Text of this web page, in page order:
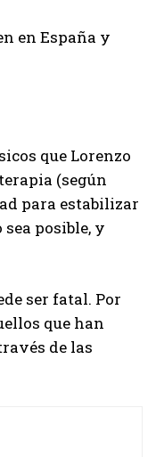
en España y
que Lorenzo
(según
para estabilizar
posible, y
ser fatal. Por
que han
de las